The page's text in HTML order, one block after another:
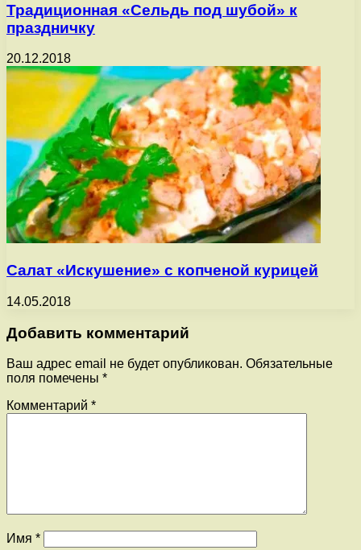
Традиционная «Сельдь под шубой» к
праздничку
20.12.2018
Салат «Искушение» с копченой курицей
14.05.2018
Добавить комментарий
Ваш адрес email не будет опубликован. Обязательные
поля помечены *
Комментарий *
Имя *